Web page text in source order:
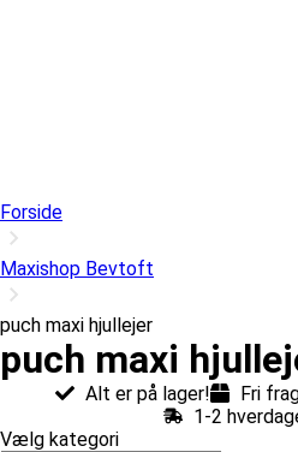
Forside
Maxishop Bevtoft
puch maxi hjullejer
puch maxi
Alt er på lager!
Fri
1-2
Vælg kategori